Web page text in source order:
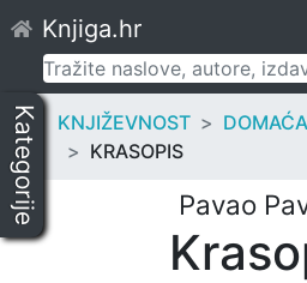
to
content
Knjiga.hr
Pretraži:
Kategorije KNJIŽEVNOST
KRASOPIS
Pavao